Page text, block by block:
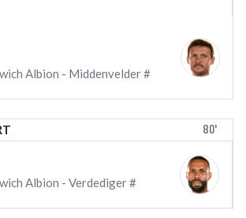
Albion - Middenvelder #
80'
Albion - Verdediger #